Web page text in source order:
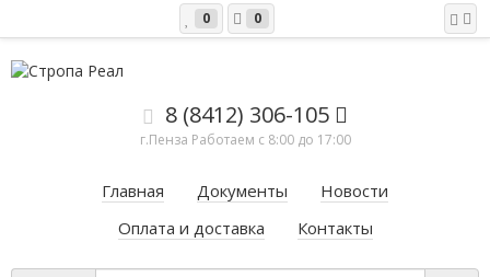
0 0
8 (8412) 306-105
г.Пенза Работаем c 8:00 до 17:00
Главная Документы
Новости
Оплата и доставка
Контакты